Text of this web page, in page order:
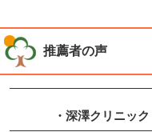
推薦者の声
・深澤クリニッ